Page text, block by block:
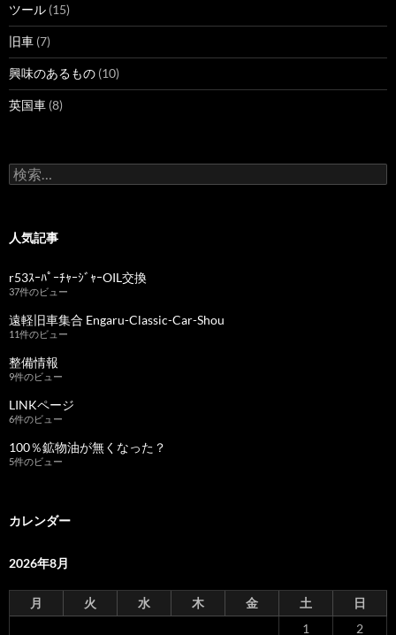
ツール (15)
旧車 (7)
興味のあるもの (10)
英国車 (8)
検
索:
人気記事
r53ｽｰﾊﾟｰﾁｬｰｼﾞｬｰOIL交換
37件のビュー
遠軽旧車集合 Engaru-Classic-Car-Shou
11件のビュー
整備情報
9件のビュー
LINKページ
6件のビュー
100％鉱物油が無くなった？
5件のビュー
カレンダー
2026年8月
月 火 水 木 金 土
日
1
2